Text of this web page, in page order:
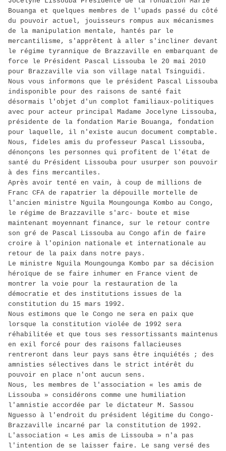
Bouanga et quelques membres de l'upads passé du côté
du pouvoir actuel, jouisseurs rompus aux mécanismes
de la manipulation mentale, hantés par le
mercantilisme, s'apprêtent à aller s'incliner devant
le régime tyrannique de Brazzaville en embarquant de
force le Président Pascal Lissouba le 20 mai 2010
pour Brazzaville via son village natal Tsinguidi.
Nous vous informons que le président Pascal Lissouba
indisponible pour des raisons de santé fait
désormais l'objet d'un complot familiaux-politiques
avec pour acteur principal Madame Jocelyne Lissouba,
présidente de la fondation Marie Bouanga, fondation
pour laquelle, il n'existe aucun document comptable.
Nous, fideles amis du professeur Pascal Lissouba,
dénonçons les personnes qui profitent de l'état de
santé du Président Lissouba pour usurper son pouvoir
à des fins mercantiles.
Après avoir tenté en vain, à coup de millions de
Franc CFA de rapatrier la dépouille mortelle de
l'ancien ministre Nguila Moungounga Kombo au Congo,
le régime de Brazzaville s'arc- boute et mise
maintenant moyennant finance, sur le retour contre
son gré de Pascal Lissouba au Congo afin de faire
croire à l'opinion nationale et internationale au
retour de la paix dans notre pays.
Le ministre Nguila Moungounga Kombo par sa décision
héroïque de se faire inhumer en France vient de
montrer la voie pour la restauration de la
démocratie et des institutions issues de la
constitution du 15 mars 1992.
Nous estimons que le Congo ne sera en paix que
lorsque la constitution violée de 1992 sera
réhabilitée et que tous ses ressortissants maintenus
en exil forcé pour des raisons fallacieuses
rentreront dans leur pays sans être inquiétés ; des
amnisties sélectives dans le strict intérêt du
pouvoir en place n'ont aucun sens.
Nous, les membres de l'association « les amis de
Lissouba » considérons comme une humiliation
l'amnistie accordée par le dictateur M. Sassou
Nguesso à l'endroit du président légitime du Congo-
Brazzaville incarné par la constitution de 1992.
L'association « Les amis de Lissouba » n'a pas
l'intention de se laisser faire. Le sang versé des